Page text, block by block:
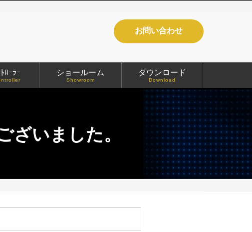
お問い合わせ
ﾛｰﾗｰ ショールーム
Showroom
ダウンロード
Download
ざいました。